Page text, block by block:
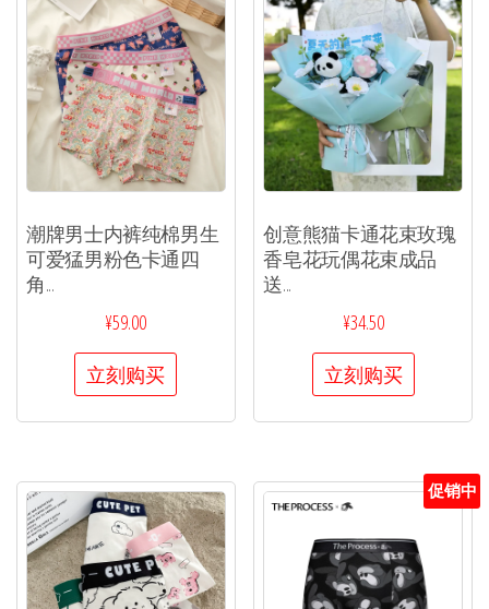
潮牌男士内裤纯棉男生
可爱猛男粉色卡通四
角...
¥59.00
立刻购买
创意熊猫卡通花束玫瑰
香皂花玩偶花束成品
送...
¥34.50
立刻购买
促销中